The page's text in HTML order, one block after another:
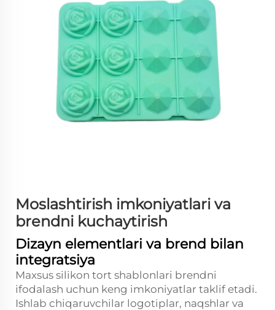
Moslashtirish imkoniyatlari va
brendni kuchaytirish
Dizayn elementlari va brend bilan
integratsiya
Maxsus silikon tort shablonlari brendni
ifodalash uchun keng imkoniyatlar taklif etadi.
Ishlab chiqaruvchilar logotiplar, naqshlar va